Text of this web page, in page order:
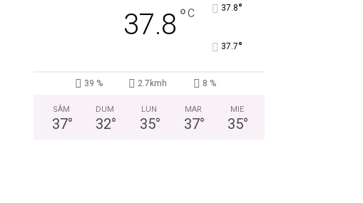
37.8 °C 37.8°
37.7°
39 % 2.7kmh 8 %
SÂM
37°
DUM
32°
LUN
35°
MAR
37°
MIE
35°